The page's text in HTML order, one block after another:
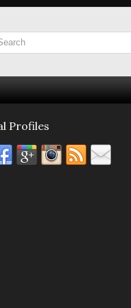
Profiles